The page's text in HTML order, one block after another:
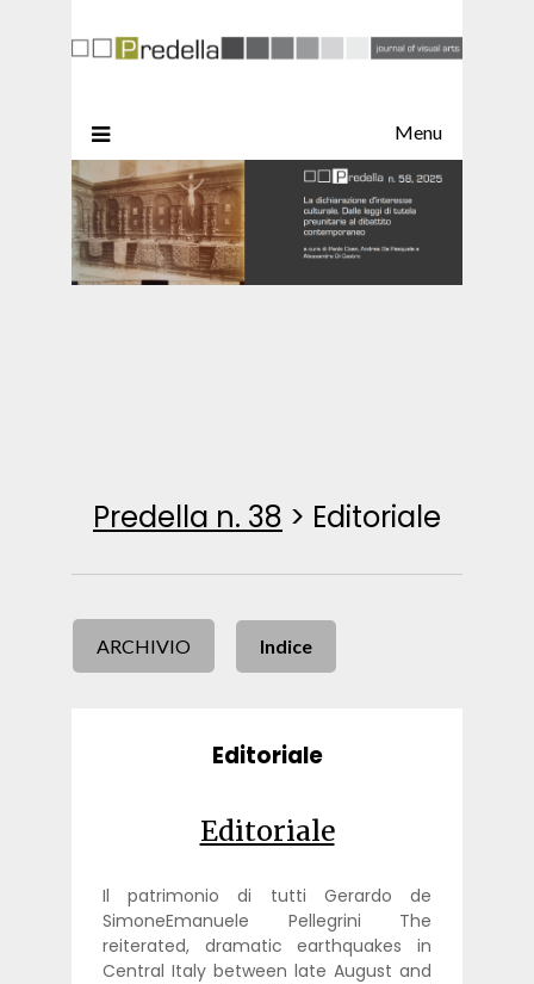
Menu
Predella n. 38 > Editoriale
ARCHIVIO Indice
Editoriale
Editoriale
Il patrimonio di tutti Gerardo de
SimoneEmanuele Pellegrini The
reiterated, dramatic earthquakes in
Central Italy between late August and